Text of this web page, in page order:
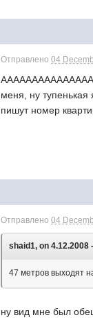
Отправлено04
меня, ну
пишут номер
Отправлено04
shaid1, on 4.12.2008
47 метров выходят
ну вид мне был